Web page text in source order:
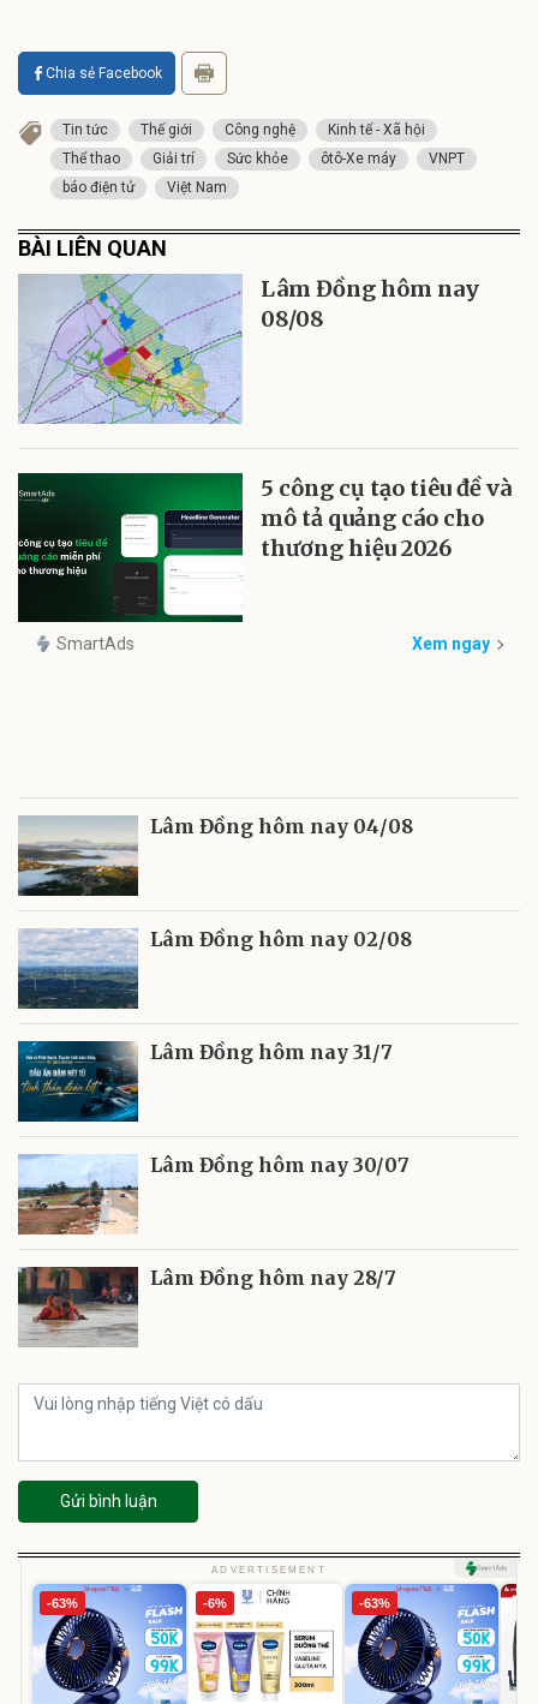
Chia sẻ Facebook
Tin tức Thế giới Công nghệ
Kinh tế - Xã hội
Thể thao
Giải trí Sức khỏe ôtô-Xe máy
VNPT
báo điện tử
Việt Nam
BÀI LIÊN QUAN
Lâm Đồng hôm nay
08/08
5 công cụ tạo tiêu đề và
mô tả quảng cáo cho
thương hiệu 2026
SmartAds Xem ngay
Lâm Đồng hôm nay 04/08
Lâm Đồng hôm nay 02/08
Lâm Đồng hôm nay 31/7
Lâm Đồng hôm nay 30/07
Lâm Đồng hôm nay 28/7
Gửi bình luận
ADVERTISEMENT
-63% -6% -63%